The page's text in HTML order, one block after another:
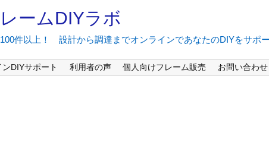
ームDIYラボ
件以上！ 設計から調達までオンラインであなたのDIYをサポ
DIYサポート 利用者の声 個人向けフレーム販売 お問い合わせ